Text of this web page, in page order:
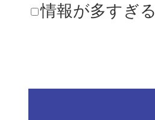
情報が多すぎる